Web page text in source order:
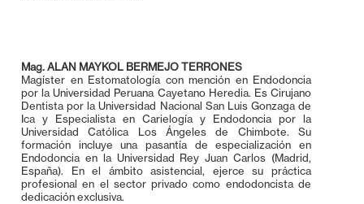
Mag. ALAN MAYKOL BERMEJO TERRONES
Magíster en Estomatología con mención en Endodoncia
por la Universidad Peruana Cayetano Heredia. Es Cirujano
Dentista por la Universidad Nacional San Luis Gonzaga de
Ica y Especialista en Carielogía y Endodoncia por la
Universidad Católica Los Ángeles de Chimbote. Su
formación incluye una pasantía de especialización en
Endodoncia en la Universidad Rey Juan Carlos (Madrid,
España). En el ámbito asistencial, ejerce su práctica
profesional en el sector privado como endodoncista de
dedicación exclusiva.